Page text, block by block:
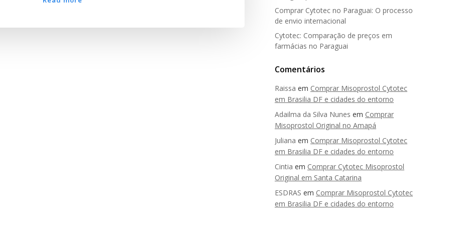
Comprar Cytotec no Paraguai: O processo
de envio internacional
Cytotec: Comparação de preços em
farmácias no Paraguai
Comentários
Raissa em Comprar Misoprostol Cytotec
em Brasilia DF e cidades do entorno
Adailma da Silva Nunes em Comprar
Misoprostol Original no Amapá
Juliana em Comprar Misoprostol Cytotec
em Brasilia DF e cidades do entorno
Cintia em Comprar Cytotec Misoprostol
Original em Santa Catarina
ESDRAS em Comprar Misoprostol Cytotec
em Brasilia DF e cidades do entorno